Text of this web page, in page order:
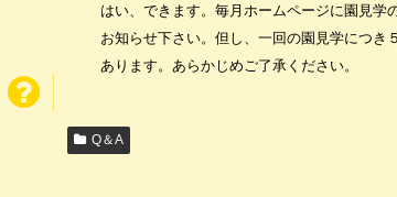
はい、できます。毎月ホームページに園見学
お知らせ下さい。但し、一回の園見学につ
あります。あらかじめご了承ください。
Q＆A